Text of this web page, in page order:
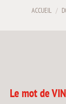
ACCUEIL
Le mot de